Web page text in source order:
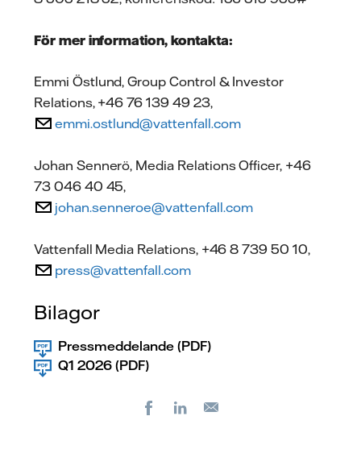
För mer information, kontakta:
Emmi Östlund, Group Control & Investor
Relations, +46 76 139 49 23,
emmi.ostlund@vattenfall.com
Johan Sennerö, Media Relations Officer, +46
73 046 40 45,
johan.senneroe@vattenfall.com
Vattenfall Media Relations, +46 8 739 50 10,
press@vattenfall.com
Bilagor
Pressmeddelande (PDF)
Q1 2026 (PDF)
FacebookLinkedIn